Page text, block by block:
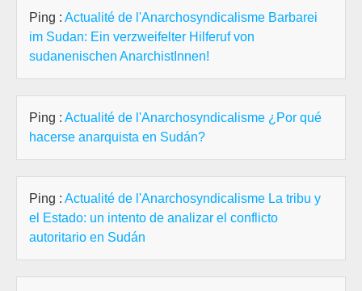
Ping : Actualité de l'Anarchosyndicalisme Barbarei
im Sudan: Ein verzweifelter Hilferuf von
sudanenischen AnarchistInnen!
Ping : Actualité de l'Anarchosyndicalisme ¿Por qué
hacerse anarquista en Sudán?
Ping : Actualité de l'Anarchosyndicalisme La tribu y
el Estado: un intento de analizar el conflicto
autoritario en Sudán